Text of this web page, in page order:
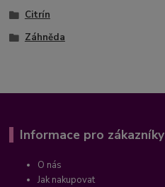
Citrín
Záhněda
Informace pro zákazníky
O nás
Jak nakupovat